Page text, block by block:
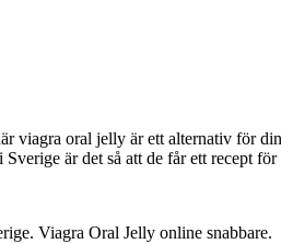
viagra oral jelly är ett alternativ för
är det så att de får ett recept
Viagra Oral Jelly online snabbare.